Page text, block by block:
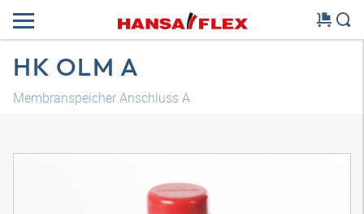
HK OLM A
Membranspeicher Anschluss A